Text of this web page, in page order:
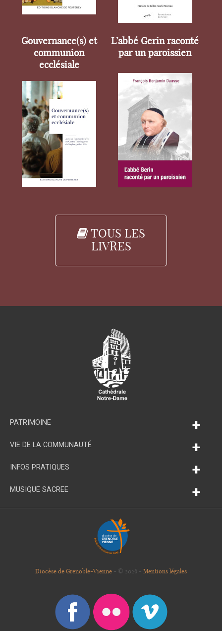
Gouvernance(s) et
communion
ecclésiale
L’abbé Gerin raconté
par un paroissien
TOUS LES
LIVRES
PATRIMOINE +
VIE DE LA COMMUNAUTÉ +
INFOS PRATIQUES +
MUSIQUE SACREE +
Diocèse de Grenoble-Vienne - © 2026 - Mentions légales